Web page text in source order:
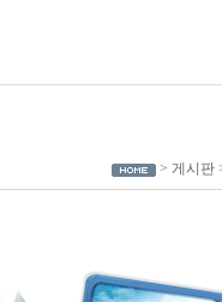
> 게시판